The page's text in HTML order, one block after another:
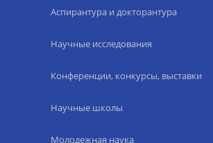
Аспирантура и докторантура
Научные исследования
Конференции, конкурсы, выставки
Научные школы
Молодежная наука